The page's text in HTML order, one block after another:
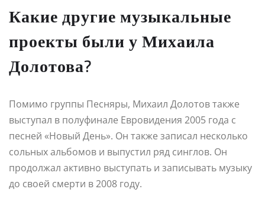
Какие другие музыкальные
проекты были у Михаила
Долотова?
Помимо группы Песняры, Михаил Долотов также
выступал в полуфинале Евровидения 2005 года с
песней «Новый День». Он также записал несколько
сольных альбомов и выпустил ряд синглов. Он
продолжал активно выступать и записывать музыку
до своей смерти в 2008 году.